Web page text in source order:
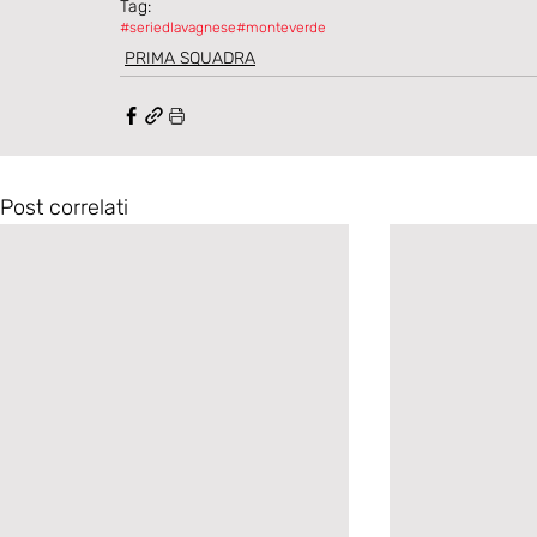
Tag:
#seriedlavagnese#monteverde
PRIMA SQUADRA
Post correlati